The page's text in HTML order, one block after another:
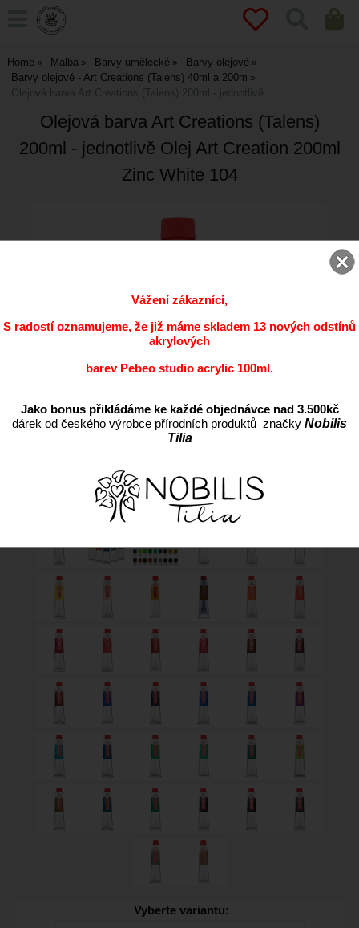
Home Malba Barvy umělecké
Barvy olejové
Barvy olejové - Art Creations (Talens) 40ml a 200m
Olejová barva Art Creations (Talens) 200ml - jednotlivě
Olejová barva Art Creations (Talens)
200ml - jednotlivě Olej Art Creation 200ml
Zinc White 104
Vyberte variantu:
Vážení zákazníci,
S radostí oznamujeme, že již máme skladem 13 nových odstínů
akrylových
barev Pebeo studio acrylic 100ml.
Jako bonus přikládáme ke každé objednávce nad 3.500kč
dárek od českého výrobce přírodních produktů značky Nobilis
Tilia